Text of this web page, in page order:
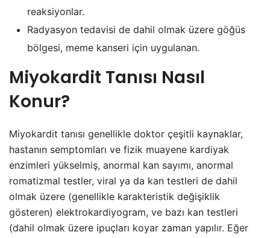
reaksiyonlar.
Radyasyon tedavisi de dahil olmak üzere göğüs
bölgesi, meme kanseri için uygulanan.
Miyokardit Tanısı Nasıl
Konur?
Miyokardit tanısı genellikle doktor çeşitli kaynaklar,
hastanın semptomları ve fizik muayene kardiyak
enzimleri yükselmiş, anormal kan sayımı, anormal
romatizmal testler, viral ya da kan testleri de dahil
olmak üzere (genellikle karakteristik değişiklik
gösteren) elektrokardiyogram, ve bazı kan testleri
(dahil olmak üzere ipuçları koyar zaman yapılır. Eğer